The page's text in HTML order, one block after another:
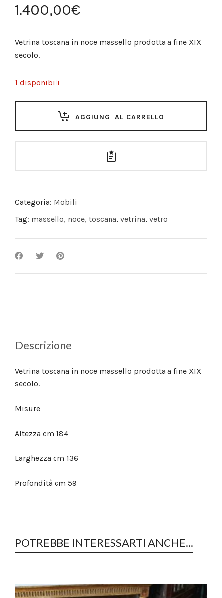
1.400,00€
Vetrina toscana in noce massello prodotta a fine XIX
secolo.
1 disponibili
AGGIUNGI AL CARRELLO
Categoria: Mobili
Tag: massello, noce, toscana, vetrina, vetro
Descrizione
Vetrina toscana in noce massello prodotta a fine XIX
secolo.
Misure
Altezza cm 184
Larghezza cm 136
Profondità cm 59
POTREBBE INTERESSARTI ANCHE...